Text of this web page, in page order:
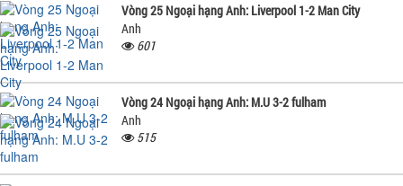
Vòng 25 Ngoại hạng Anh: Liverpool 1-2 Man City
Anh
601
Vòng 24 Ngoại hạng Anh: M.U 3-2 fulham
Anh
515